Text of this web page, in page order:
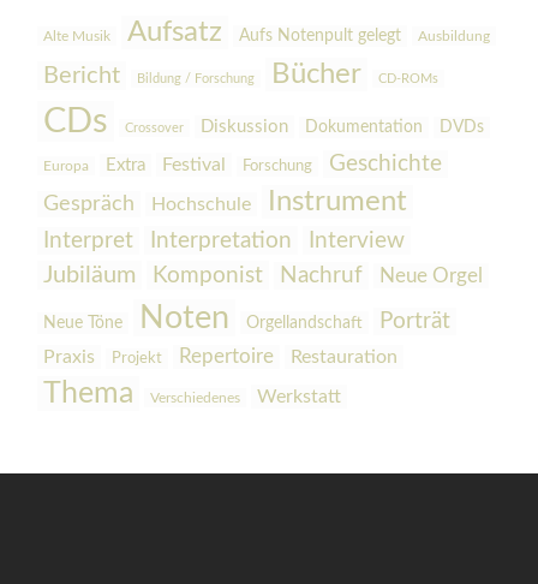
Alte Musik Aufsatz Aufs Notenpult gelegt Ausbildung
Bericht Bildung / Forschung Bücher CD-ROMs
CDs Crossover Diskussion Dokumentation DVDs
Europa Extra Festival Forschung Geschichte
Gespräch Hochschule Instrument
Interpret Interpretation
Interview
Jubiläum
Komponist Nachruf Neue Orgel
Neue Töne Noten Orgellandschaft Porträt
Praxis Projekt Repertoire Restauration
Thema Verschiedenes Werkstatt